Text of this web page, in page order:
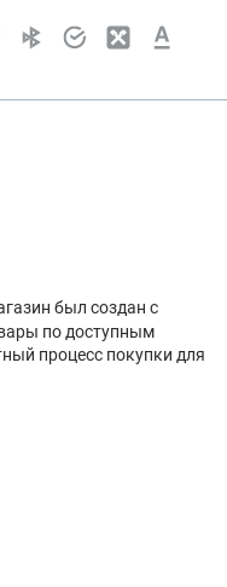
был создан с
по доступным
процесс покупки для